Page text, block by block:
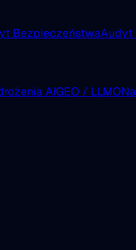
BezpieczeństwaAudyt
AIGEO / LLMO